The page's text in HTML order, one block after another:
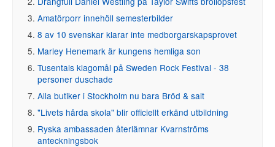
Amatörporr innehöll semesterbilder
8 av 10 svenskar klarar inte medborgarskapsprovet
Marley Henemark är kungens hemliga son
Tusentals klagomål på Sweden Rock Festival - 38
personer duschade
Alla butiker i Stockholm nu bara Bröd & salt
"Livets hårda skola" blir officiellt erkänd utbildning
Ryska ambassaden återlämnar Kvarnströms
anteckningsbok